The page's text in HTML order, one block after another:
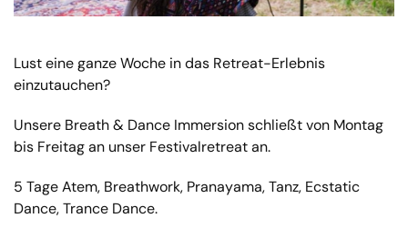
Lust eine ganze Woche in das Retreat-Erlebnis
einzutauchen?
Unsere Breath & Dance Immersion schließt von Montag
bis Freitag an unser Festivalretreat an.
5 Tage Atem, Breathwork, Pranayama, Tanz, Ecstatic
Dance, Trance Dance.